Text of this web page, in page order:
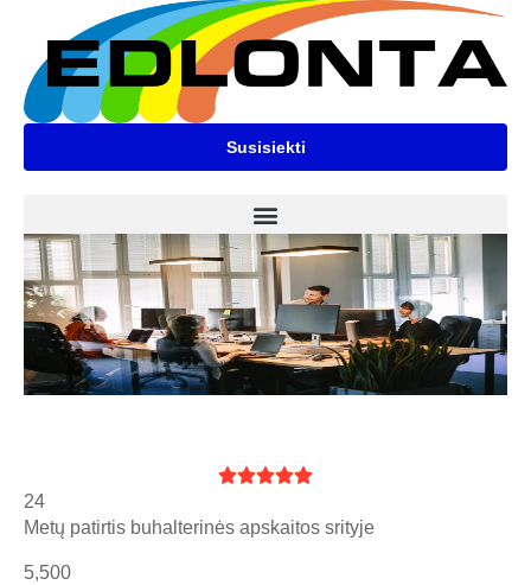
Susisiekti

24
Metų patirtis buhalterinės apskaitos srityje
5,500